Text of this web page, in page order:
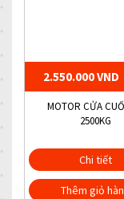
2.550.000 VND
MOTOR CỬA
2500KG
Chi tiết
Thêm giỏ